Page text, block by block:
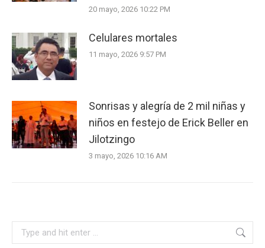
20 mayo, 2026 10:22 PM
Celulares mortales
11 mayo, 2026 9:57 PM
Sonrisas y alegría de 2 mil niñas y
niños en festejo de Erick Beller en
Jilotzingo
3 mayo, 2026 10:16 AM